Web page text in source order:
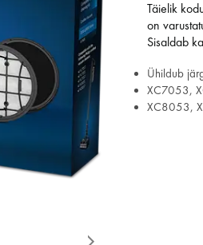
Täielik
on
Sisaldab
Ühildub
XC7053,
XC8053,